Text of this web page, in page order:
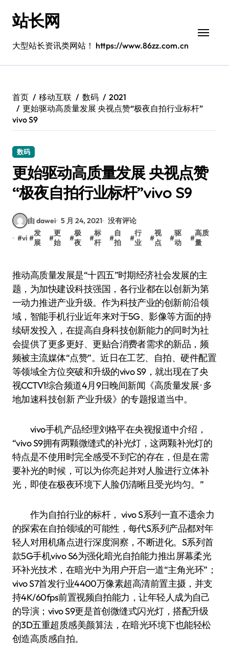
站长网
大型站长资讯类网站！ https://www.86zz.com.cn
首页 移动互联 数码
2021
更始驱动高质量发展 央视点赞“极夜自拍行业标杆”
vivo S9
数码
更始驱动高质量发展 央视点赞
“极夜自拍行业标杆”vivo S9
由 dawei 5 月 24, 2021 没有评论
#vi #
发
展
#
更
始
#
极
夜
#
标
杆
#
自
拍
#
行
业
#
视
点
#
驱
动
#
高质
量
推动高质量发展是“十四五”时期经济社会发展的主
题，为加快建设科技强国，各行业都在以创新为第
一动力推进产业升级。作为科技产业的创新前沿领
域，智能手机行业近年来对于5G、影像等方面的持
续研发投入，在提高自身科技创新能力的同时为社
会提供了更多更好、更贴合消费者需求的新品，频
频被主流媒体“点赞”。近日在工艺、自拍、硬件配置
等领域全方位突破和升级的vivo S9，就出现在了央
视CCTV1综合频道4月9日晚间新闻《高质量发展 · 多
地加速科技创新 产业升级》的专题报道当中。
vivo手机产品经理刘格平在央视报道中介绍，
“vivo S9拥有两颗微缝式的补光灯，这两颗补光灯的
特点是不使用时完全感受不到它的存在，但是在需
要补光的时候，可以为你亮起并对人脸进行立体补
光，即使在极夜环境下人脸仍清晰且受光均匀。”
作为自拍行业的标杆， vivo S系列一直不遗余力
的探索在自拍领域的可能性，每代S系列产品都对年
轻人对用机痛点进行深度洞察，不断进化。S系列首
款5G手机vivo S6为强化暗光自拍能力推出屏幕柔光
环补光技术，在暗光中为用户开启一道“主角光环”；
vivo S7首发行业4400万像素超高清前置主摄，并支
持4K/60fps前置视频自拍能力，让年轻人成为自己
的导演；vivo S9更是首创微缝式闪光灯，搭配升级
的3D五重超质感美颜算法，在暗光环境下也能轻松
创造高质感自拍。